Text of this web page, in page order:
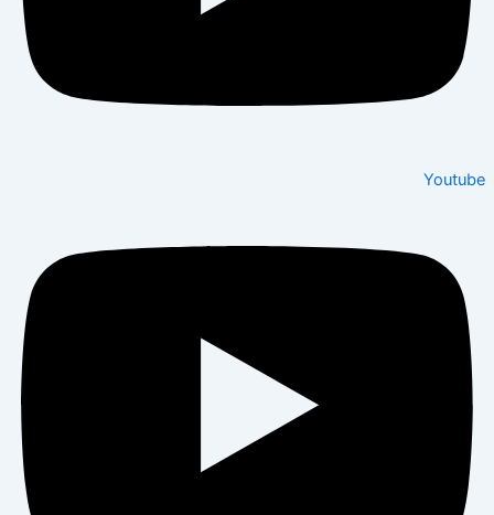
Youtube